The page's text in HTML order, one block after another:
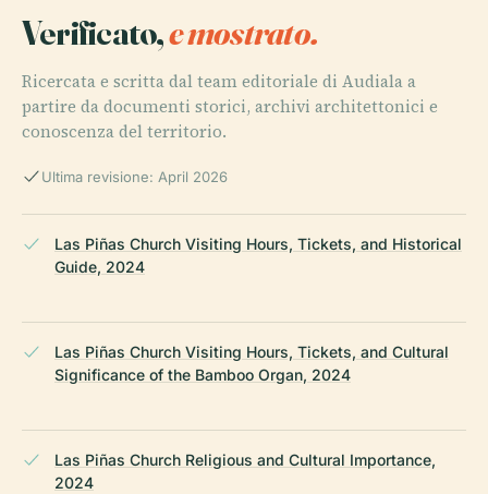
Verificato,e mostrato.
Ricercata e scritta dal team editoriale di Audiala a
partire da documenti storici, archivi architettonici e
conoscenza del territorio.
Ultima revisione: April 2026
Las Piñas Church Visiting Hours, Tickets, and Historical
Guide, 2024
Las Piñas Church Visiting Hours, Tickets, and Cultural
Significance of the Bamboo Organ, 2024
Las Piñas Church Religious and Cultural Importance,
2024